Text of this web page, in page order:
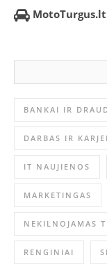
MotoTurgus.lt
BANKAI IR
DARBAS IR
IT NAUJIENOS
MARKETINGAS
NEKILNOJAMAS
RENGINIAI